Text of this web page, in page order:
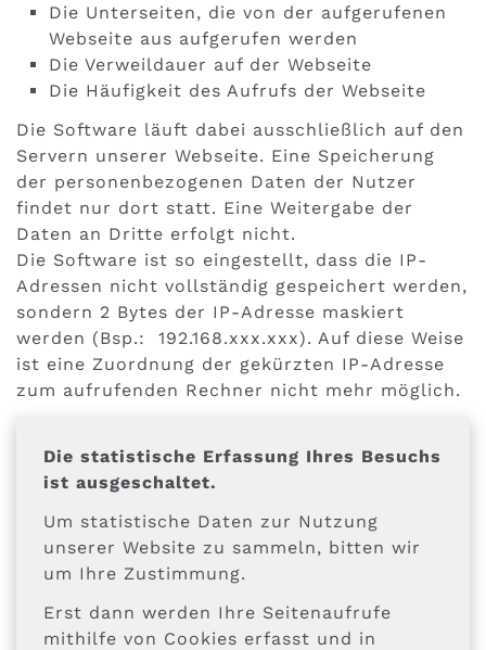
Die Unterseiten, die von der aufgerufenen
Webseite aus aufgerufen werden
Die Verweildauer auf der Webseite
Die Häufigkeit des Aufrufs der Webseite
Die Software läuft dabei ausschließlich auf den
Servern unserer Webseite. Eine Speicherung
der personenbezogenen Daten der Nutzer
findet nur dort statt. Eine Weitergabe der
Daten an Dritte erfolgt nicht.
Die Software ist so eingestellt, dass die IP-
Adressen nicht vollständig gespeichert werden,
sondern 2 Bytes der IP-Adresse maskiert
werden (Bsp.: 192.168.xxx.xxx). Auf diese Weise
ist eine Zuordnung der gekürzten IP-Adresse
zum aufrufenden Rechner nicht mehr möglich.
Die statistische Erfassung Ihres Besuchs
ist ausgeschaltet.
Um statistische Daten zur Nutzung
unserer Website zu sammeln, bitten wir
um Ihre Zustimmung.
Erst dann werden Ihre Seitenaufrufe
mithilfe von Cookies erfasst und in